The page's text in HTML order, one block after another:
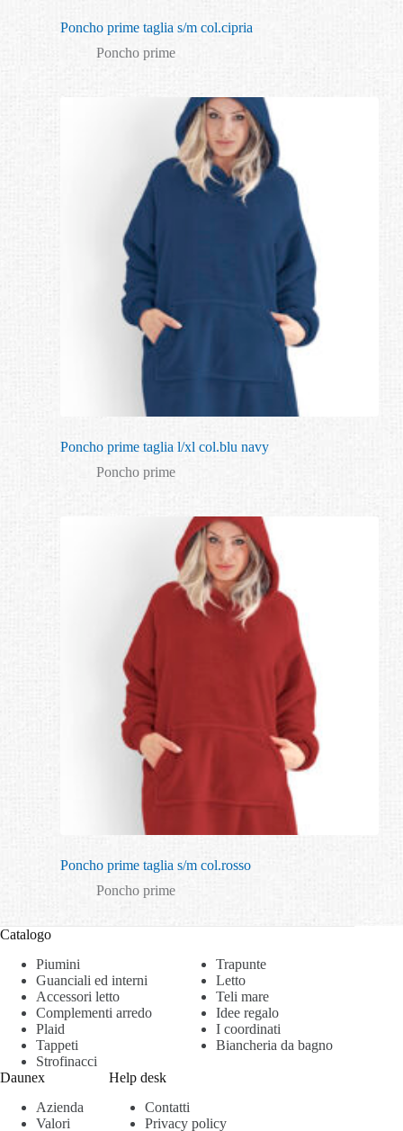
Poncho prime taglia s/m col.cipria
Poncho prime
Poncho prime taglia l/xl col.blu navy
Poncho prime
Poncho prime taglia s/m col.rosso
Poncho prime
Catalogo
Piumini
Trapunte
Guanciali ed interni
Letto
Accessori letto
Teli mare
Complementi arredo
Idee regalo
Plaid
I coordinati
Tappeti
Biancheria da bagno
Strofinacci
Daunex
Azienda
Valori
Help desk
Contatti
Privacy policy